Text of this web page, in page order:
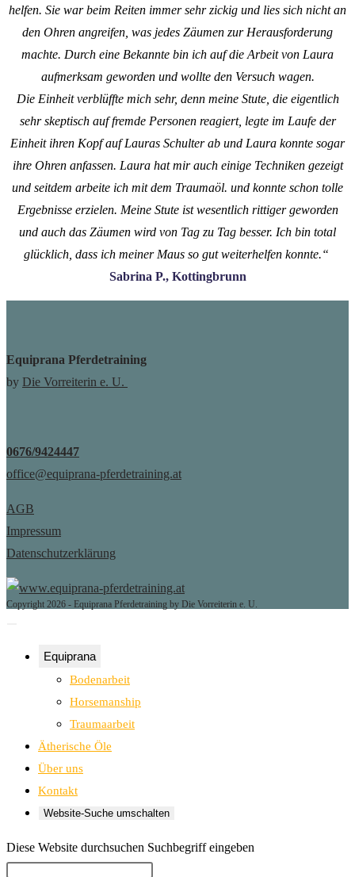
helfen. Sie war beim Reiten immer sehr zickig und lies sich nicht an
den Ohren angreifen, was jedes Zäumen zur Herausforderung
machte. Durch eine Bekannte bin ich auf die Arbeit von Laura
aufmerksam geworden und wollte den Versuch wagen.
Die Einheit verblüffte mich sehr, denn meine Stute, die eigentlich
sehr skeptisch auf fremde Personen reagiert, legte im Laufe der
Einheit ihren Kopf auf Lauras Schulter ab und Laura konnte sogar
ihre Ohren anfassen. Laura hat mir auch einige Techniken gezeigt
und seitdem arbeite ich mit dem Traumaöl. und konnte schon tolle
Ergebnisse erzielen. Meine Stute ist wesentlich rittiger geworden
und auch das Zäumen wird von Tag zu Tag besser. Ich bin total
glücklich, dass ich meiner Maus so gut weiterhelfen konnte.“
Sabrina P., Kottingbrunn
Equiprana Pferdetraining
by Die Vorreiterin e. U.
0676/9424447
office@equiprana-pferdetraining.at
AGB
Impressum
Datenschutzerklärung
Copyright 2026 - Equiprana Pferdetraining by Die Vorreiterin e. U.
Equiprana
Bodenarbeit
Horsemanship
Traumaarbeit
Ätherische Öle
Über uns
Kontakt
Website-Suche umschalten
Diese Website durchsuchen Suchbegriff eingeben